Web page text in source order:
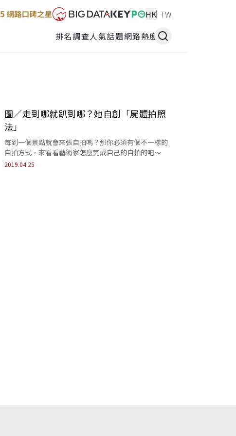
HK TW
排名調查人氣話題網路熱度
圖／走到哪就趴到哪？她自創「屍體拍照
法」
每到一個景點就會來張自拍嗎？那你必須有個不一樣的
自拍方式，來看看藝術家怎麼完成自己的自拍的吧～
2019.04.25